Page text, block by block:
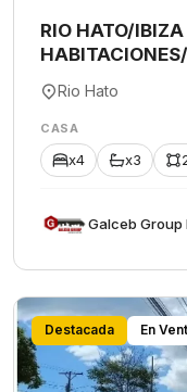
RIO HATO/
Rio Hato
CASA
x4 x3
Destacada En